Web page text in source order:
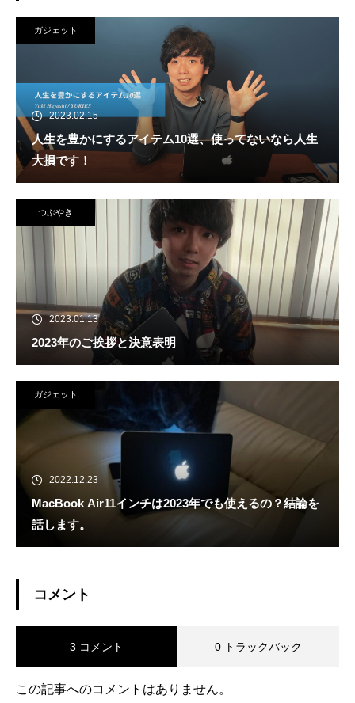
ガジェット
2023.02.15
人生を豊かにするアイテム10選、使ってないなら人生
大損です！
つぶやき
2023.01.13
2023年のご挨拶と決意表明
ガジェット
2022.12.23
MacBook Air11インチは2023年でも使えるの？結論を
話します。
コメント
3 コメント 0 トラックバック
この記事へのコメントはありません。